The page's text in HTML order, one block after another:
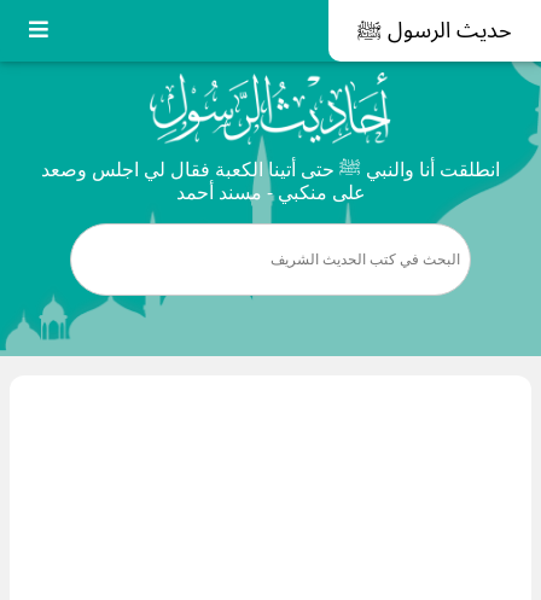
حديث الرسول ﷺ
انطلقت أنا والنبي ﷺ حتى أتينا الكعبة فقال لي اجلس وصعد
على منكبي - مسند أحمد